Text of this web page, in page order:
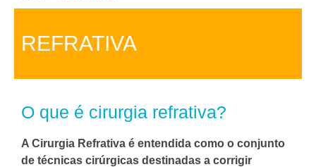
REFRATIVA
O que é cirurgia refrativa?
A Cirurgia Refrativa é entendida como o conjunto
de técnicas cirúrgicas destinadas a corrigir